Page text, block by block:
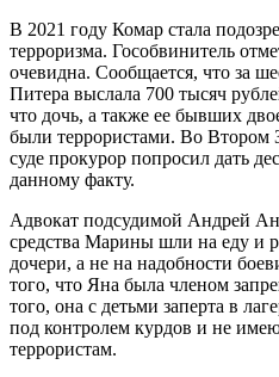
В 2021 году Комар стала
терроризма. Гособвинитель
очевидна. Сообщается, что за
Питера выслала 700 тысяч
что дочь, а также ее бывших
были террористами. Во
суде прокурор попросил дать
данному факту.
Адвокат подсудимой Андрей
средства Марины шли на еду и
дочери, а не на надобности
того, что Яна была членом
того, она с детьми заперта в
под контролем курдов и не
террористам.